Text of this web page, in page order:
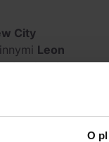
O
City
Leon
więcej, a